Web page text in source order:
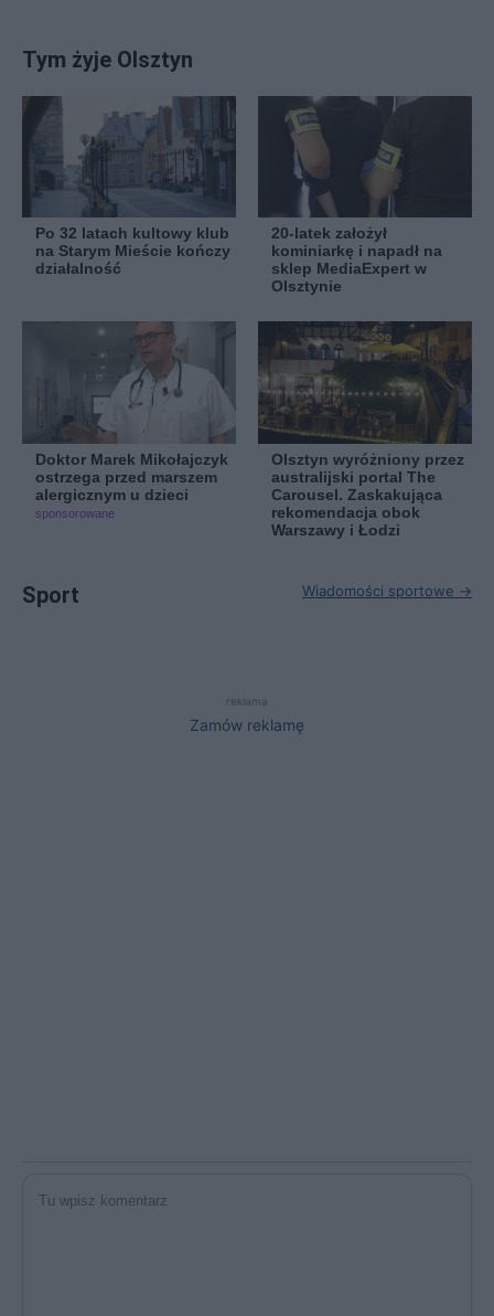
Tym żyje Olsztyn
Po 32 latach kultowy klub
na Starym Mieście kończy
działalność
20-latek założył
kominiarkę i napadł na
sklep MediaExpert w
Olsztynie
Doktor Marek Mikołajczyk
ostrzega przed marszem
alergicznym u dzieci
sponsorowane
Olsztyn wyróżniony przez
australijski portal The
Carousel. Zaskakująca
rekomendacja obok
Warszawy i Łodzi
Sport Wiadomości sportowe →
reklama
Zamów reklamę